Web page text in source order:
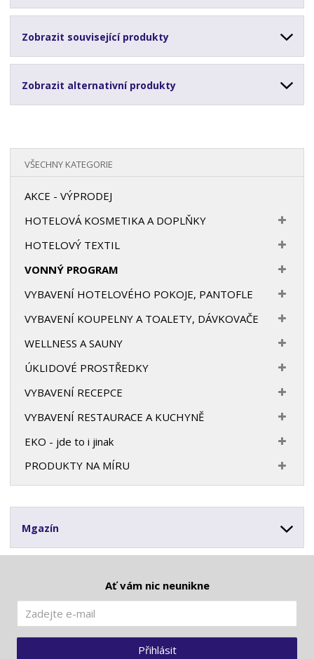
Zobrazit související produkty
Zobrazit alternativní produkty
VŠECHNY KATEGORIE
AKCE - VÝPRODEJ
HOTELOVÁ KOSMETIKA A DOPLŇKY
HOTELOVÝ TEXTIL
VONNÝ PROGRAM
VYBAVENÍ HOTELOVÉHO POKOJE, PANTOFLE
VYBAVENÍ KOUPELNY A TOALETY, DÁVKOVAČE
WELLNESS A SAUNY
ÚKLIDOVÉ PROSTŘEDKY
VYBAVENÍ RECEPCE
VYBAVENÍ RESTAURACE A KUCHYNĚ
EKO - jde to i jinak
PRODUKTY NA MÍRU
Mgazín
Ať vám nic neunikne
Přihlásit